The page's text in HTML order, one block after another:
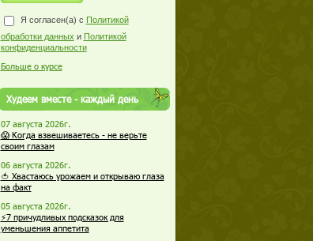
Я согласен(а) с Политикой
обработки данных и Политикой
конфиденциальности
Больше о курсе
Худеем вместе - каждый день
07 августа 2026г.
😱 Когда взвешиваетесь - не верьте
своим глазам
06 августа 2026г.
🍅 Хвастаюсь урожаем и открываю глаза
на факт
05 августа 2026г.
⚡7 причудливых подсказок для
уменьшения аппетита